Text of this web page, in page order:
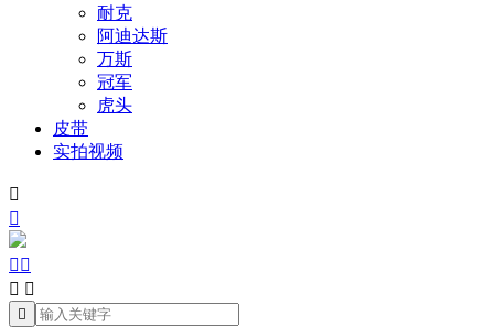
耐克
阿迪达斯
万斯
冠军
虎头
皮带
实拍视频


 
 
